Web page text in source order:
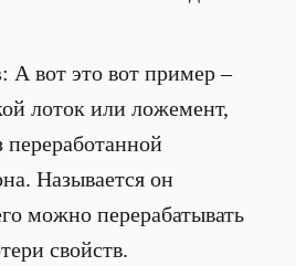
: А вот это вот пример –
лоток или ложемент,
переработанной
Называется он
можно перерабатывать
свойств.